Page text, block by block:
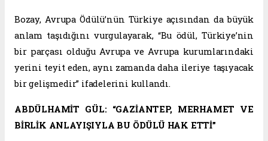
Bozay, Avrupa Ödülü’nün Türkiye açısından da büyük
anlam taşıdığını vurgulayarak, “Bu ödül, Türkiye’nin
bir parçası olduğu Avrupa ve Avrupa kurumlarındaki
yerini teyit eden, aynı zamanda daha ileriye taşıyacak
bir gelişmedir” ifadelerini kullandı.
ABDÜLHAMİT GÜL: “GAZİANTEP, MERHAMET VE
BİRLİK ANLAYIŞIYLA BU ÖDÜLÜ HAK ETTİ”